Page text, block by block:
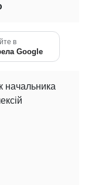
в
Google
начальника